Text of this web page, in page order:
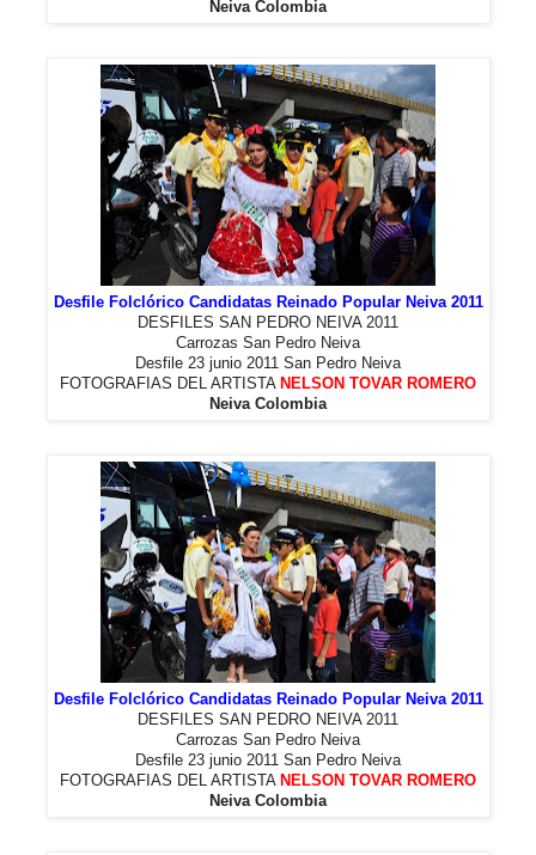
Neiva Colombia
Desfile Folclórico Candidatas Reinado Popular Neiva 2011
DESFILES SAN PEDRO NEIVA 2011
Carrozas San Pedro Neiva
Desfile 23 junio 2011 San Pedro Neiva
FOTOGRAFIAS DEL ARTISTA NELSON TOVAR ROMERO
Neiva Colombia
Desfile Folclórico Candidatas Reinado Popular Neiva 2011
DESFILES SAN PEDRO NEIVA 2011
Carrozas San Pedro Neiva
Desfile 23 junio 2011 San Pedro Neiva
FOTOGRAFIAS DEL ARTISTA NELSON TOVAR ROMERO
Neiva Colombia